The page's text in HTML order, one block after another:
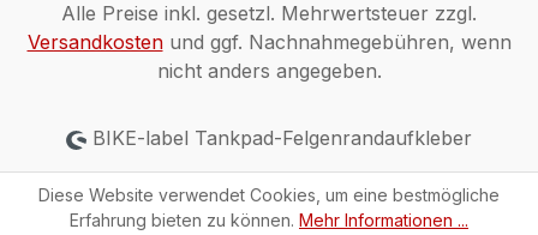
Alle Preise inkl. gesetzl. Mehrwertsteuer zzgl.
Versandkostenund ggf. Nachnahmegebühren, wenn
nicht anders angegeben.
BIKE-label Tankpad-Felgenrandaufkleber
Diese Website verwendet Cookies, um eine bestmögliche
Erfahrung bieten zu können. Mehr Informationen ...